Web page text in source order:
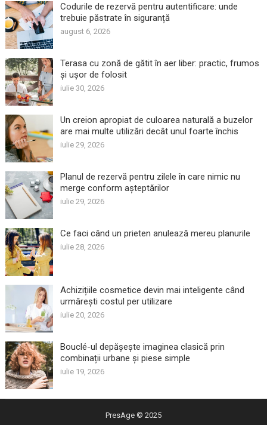
Codurile de rezervă pentru autentificare: unde
trebuie păstrate în siguranță
august 6, 2026
Terasa cu zonă de gătit în aer liber: practic, frumos
și ușor de folosit
iulie 30, 2026
Un creion apropiat de culoarea naturală a buzelor
are mai multe utilizări decât unul foarte închis
iulie 29, 2026
Planul de rezervă pentru zilele în care nimic nu
merge conform așteptărilor
iulie 29, 2026
Ce faci când un prieten anulează mereu planurile
iulie 28, 2026
Achizițiile cosmetice devin mai inteligente când
urmărești costul per utilizare
iulie 20, 2026
Bouclé-ul depășește imaginea clasică prin
combinații urbane și piese simple
iulie 19, 2026
PresAge © 2025